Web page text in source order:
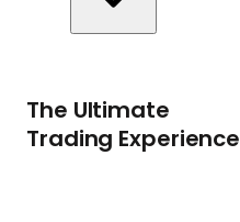
The Ultimate
Trading Experience